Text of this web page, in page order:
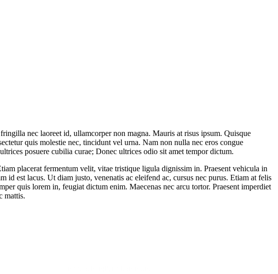
nec laoreet id, ullamcorper non magna. Mauris at risus ipsum. Quisque
quis molestie nec, tincidunt vel urna. Nam non nulla nec eros congue
posuere cubilia curae; Donec ultrices odio sit amet tempor dictum.
placerat fermentum velit, vitae tristique ligula dignissim in. Praesent vehicula in
est lacus. Ut diam justo, venenatis ac eleifend ac, cursus nec purus. Etiam at felis
quis lorem in, feugiat dictum enim. Maecenas nec arcu tortor. Praesent imperdiet
mattis.